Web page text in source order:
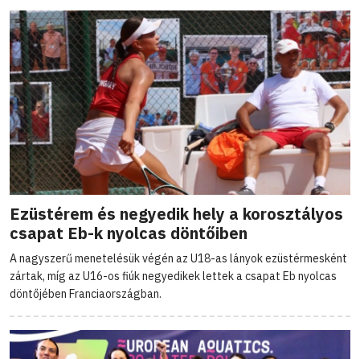
Ezüstérem és negyedik hely a korosztályos
csapat Eb-k nyolcas döntőiben
A nagyszerű menetelésük végén az U18-as lányok ezüstérmesként
zártak, míg az U16-os fiúk negyedikek lettek a csapat Eb nyolcas
döntőjében Franciaországban.